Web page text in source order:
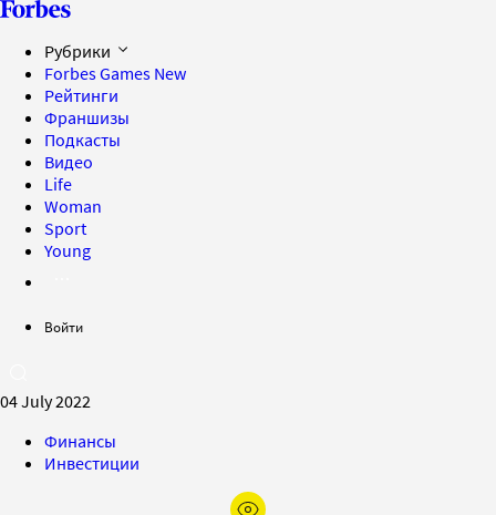
Рубрики
Forbes Games New
Рейтинги
Франшизы
Подкасты
Видео
Life
Woman
Sport
Young
Войти
04 July 2022
Финансы
Инвестиции